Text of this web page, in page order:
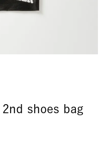
2nd shoes bag